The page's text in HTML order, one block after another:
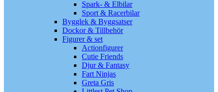
Spark- & Elbilar
Sport & Racerbilar
Bygglek & Byggsatser
Dockor & Tillbehör
Figurer & set
Actionfigurer
Cutie Friends
Djur & Fantasy
Fart Ninjas
Greta Gris